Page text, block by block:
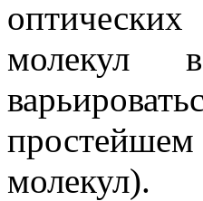
молекул
молекул).